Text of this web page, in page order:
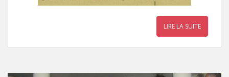
LIRE LA SUITE